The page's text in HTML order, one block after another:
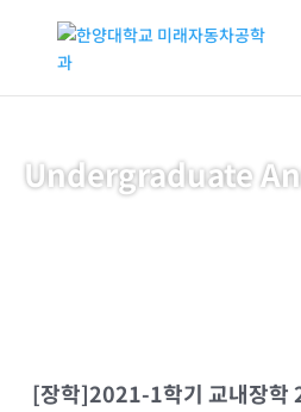
Undergraduate
[장학]2021-1학기 교내장학